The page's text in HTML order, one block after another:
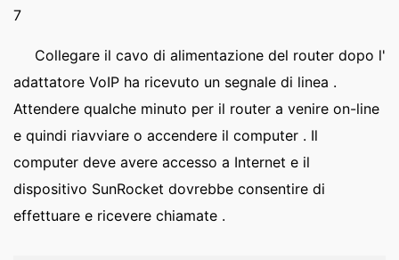
7
Collegare il cavo di alimentazione del router dopo l'
adattatore VoIP ha ricevuto un segnale di linea .
Attendere qualche minuto per il router a venire on-line
e quindi riavviare o accendere il computer . Il
computer deve avere accesso a Internet e il
dispositivo SunRocket dovrebbe consentire di
effettuare e ricevere chiamate .